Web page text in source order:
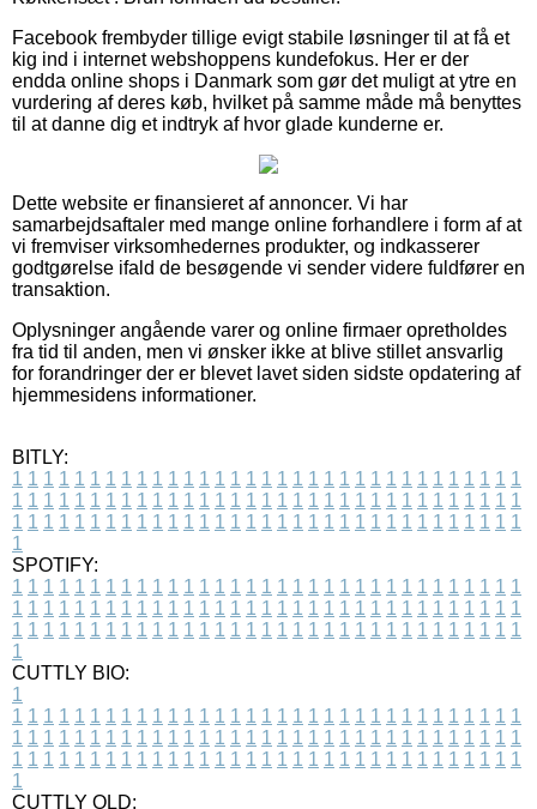
Facebook frembyder tillige evigt stabile løsninger til at få et
kig ind i internet webshoppens kundefokus. Her er der
endda online shops i Danmark som gør det muligt at ytre en
vurdering af deres køb, hvilket på samme måde må benyttes
til at danne dig et indtryk af hvor glade kunderne er.
Dette website er finansieret af annoncer. Vi har
samarbejdsaftaler med mange online forhandlere i form af at
vi fremviser virksomhedernes produkter, og indkasserer
godtgørelse ifald de besøgende vi sender videre fuldfører en
transaktion.
Oplysninger angående varer og online firmaer opretholdes
fra tid til anden, men vi ønsker ikke at blive stillet ansvarlig
for forandringer der er blevet lavet siden sidste opdatering af
hjemmesidens informationer.
BITLY:
1 1 1 1 1 1 1 1 1 1 1 1 1 1 1 1 1 1 1 1 1 1 1 1 1 1 1 1 1 1 1 1 1
1 1 1 1 1 1 1 1 1 1 1 1 1 1 1 1 1 1 1 1 1 1 1 1 1 1 1 1 1 1 1 1 1
1 1 1 1 1 1 1 1 1 1 1 1 1 1 1 1 1 1 1 1 1 1 1 1 1 1 1 1 1 1 1 1 1
1
SPOTIFY:
1 1 1 1 1 1 1 1 1 1 1 1 1 1 1 1 1 1 1 1 1 1 1 1 1 1 1 1 1 1 1 1 1
1 1 1 1 1 1 1 1 1 1 1 1 1 1 1 1 1 1 1 1 1 1 1 1 1 1 1 1 1 1 1 1 1
1 1 1 1 1 1 1 1 1 1 1 1 1 1 1 1 1 1 1 1 1 1 1 1 1 1 1 1 1 1 1 1 1
1
CUTTLY BIO:
1
1 1 1 1 1 1 1 1 1 1 1 1 1 1 1 1 1 1 1 1 1 1 1 1 1 1 1 1 1 1 1 1 1
1 1 1 1 1 1 1 1 1 1 1 1 1 1 1 1 1 1 1 1 1 1 1 1 1 1 1 1 1 1 1 1 1
1 1 1 1 1 1 1 1 1 1 1 1 1 1 1 1 1 1 1 1 1 1 1 1 1 1 1 1 1 1 1 1 1
1
CUTTLY OLD: